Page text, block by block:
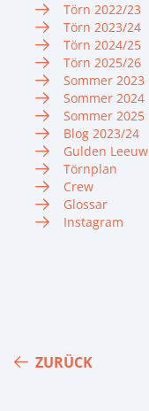
Törn 2022/23
Törn 2023/24
Törn 2024/25
Törn 2025/26
Sommer 2023
Sommer 2024
Sommer 2025
Blog 2023/24
Gulden Leeuw
Törnplan
Crew
Glossar
Instagram
ZURÜCK